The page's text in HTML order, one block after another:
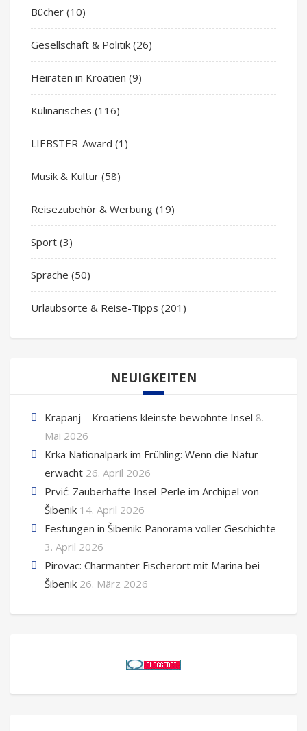
Bücher (10)
Gesellschaft & Politik (26)
Heiraten in Kroatien (9)
Kulinarisches (116)
LIEBSTER-Award (1)
Musik & Kultur (58)
Reisezubehör & Werbung (19)
Sport (3)
Sprache (50)
Urlaubsorte & Reise-Tipps (201)
NEUIGKEITEN
Krapanj – Kroatiens kleinste bewohnte Insel 8.
Mai 2026
Krka Nationalpark im Frühling: Wenn die Natur
erwacht 26. April 2026
Prvić: Zauberhafte Insel-Perle im Archipel von
Šibenik 14. April 2026
Festungen in Šibenik: Panorama voller Geschichte
3. April 2026
Pirovac: Charmanter Fischerort mit Marina bei
Šibenik 26. März 2026